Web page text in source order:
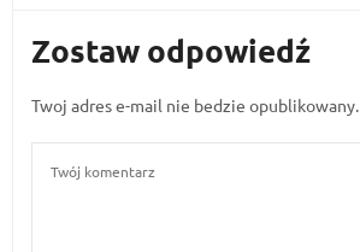
Zostaw odpowiedź
Twoj adres e-mail nie bedzie opublikowany.